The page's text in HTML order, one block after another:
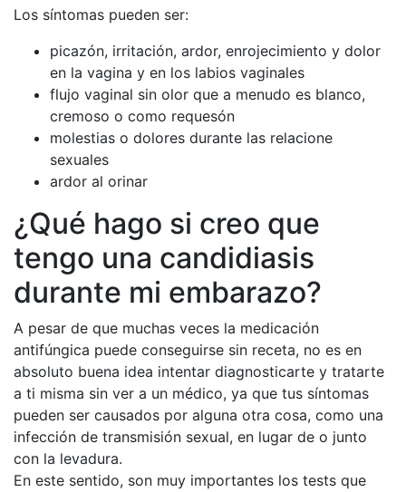
Los síntomas pueden ser:
picazón, irritación, ardor, enrojecimiento y dolor
en la vagina y en los labios vaginales
flujo vaginal sin olor que a menudo es blanco,
cremoso o como requesón
molestias o dolores durante las relacione
sexuales
ardor al orinar
¿Qué hago si creo que
tengo una candidiasis
durante mi embarazo?
A pesar de que muchas veces la medicación
antifúngica puede conseguirse sin receta, no es en
absoluto buena idea intentar diagnosticarte y tratarte
a ti misma sin ver a un médico, ya que tus síntomas
pueden ser causados ​​por alguna otra cosa, como una
infección de transmisión sexual, en lugar de o junto
con la levadura.
En este sentido, son muy importantes los tests que